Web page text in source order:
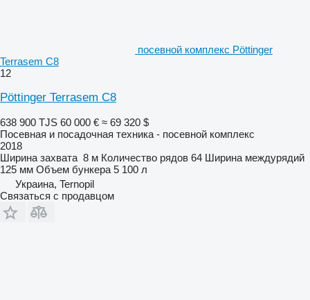
посевной комплекс Pöttinger
Terrasem C8
12
Pöttinger Terrasem C8
638 900 TJS 60 000 € ≈ 69 320 $
Посевная и посадочная техника - посевной комплекс
2018
Ширина захвата 8 м Количество рядов 64 Ширина междурядий
125 мм Объем бункера 5 100 л
Украина, Ternopil
Связаться с продавцом